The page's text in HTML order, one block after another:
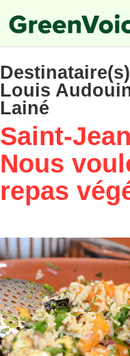
to
main
Louis
Lainé
Saint-
Nous
repas